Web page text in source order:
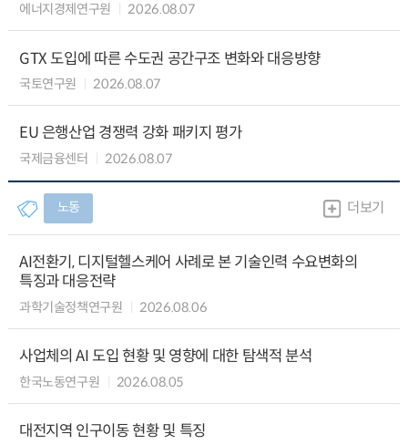
에너지경제연구원 2026.08.07
GTX 도입에 따른 수도권 공간구조 변화와 대응방향
국토연구원 2026.08.07
EU 은행산업 경쟁력 강화 패키지 평가
국제금융센터 2026.08.07
노동 더보기
AI전환기, 디지털헬스케어 사례로 본 기술인력 수요변화의
특징과 대응전략
과학기술정책연구원 2026.08.06
사업체의 AI 도입 현황 및 영향에 대한 탐색적 분석
한국노동연구원 2026.08.05
대전지역 인구이동 현황 및 특징